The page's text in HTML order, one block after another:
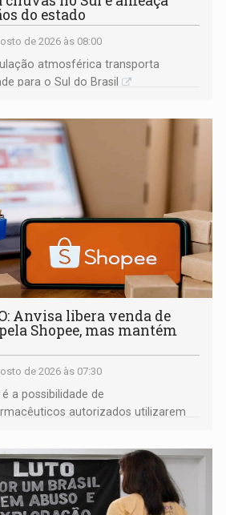
do estado
de 2026 às 08:00
atmosférica transporta
para o Sul do Brasil
Anvisa libera venda de
Shopee, mas mantém
de 2026 às 07:30
a possibilidade de
autorizados utilizarem